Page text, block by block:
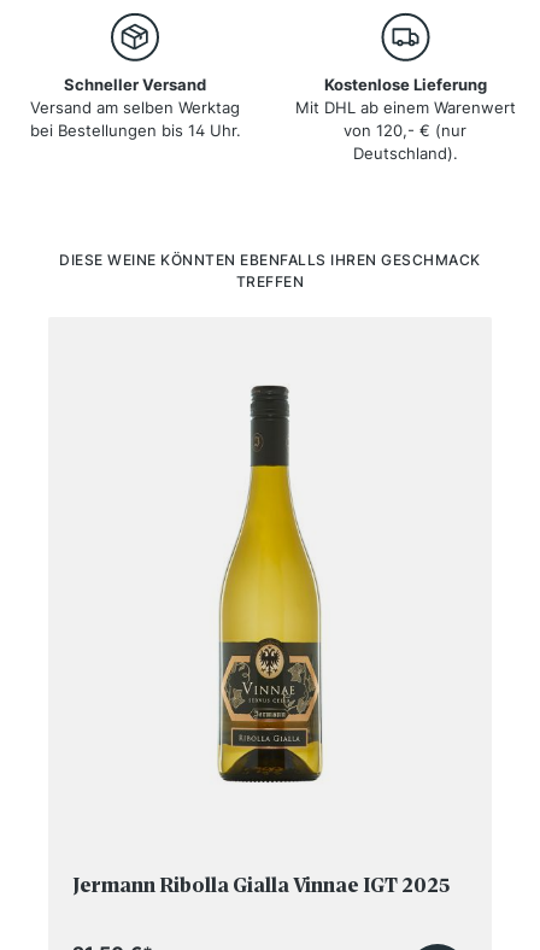
Schneller Versand
Versand am selben Werktag
bei Bestellungen bis 14 Uhr.
Kostenlose Lieferung
Mit DHL ab einem Warenwert
von 120,- € (nur
Deutschland).
Produktgalerie überspringen
DIESE WEINE KÖNNTEN EBENFALLS IHREN GESCHMACK
TREFFEN
Jermann Ribolla Gialla Vinnae IGT 2025